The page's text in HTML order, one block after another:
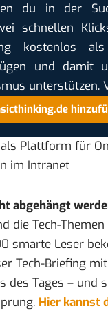
du in der
schnellen
kostenlos
und damit
unterstützen.
Plattform für
im Intranet
abgehängt
die Tech-
smarte Leser
Tech-Briefing
des Tages – und
Hier kannst